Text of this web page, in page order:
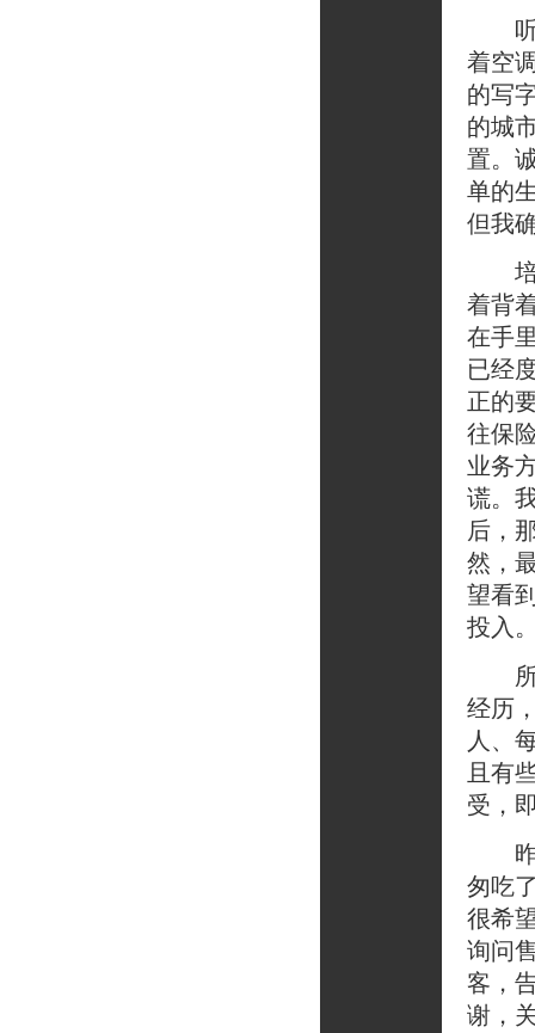
听
着空
的写
的城
置。
单的
但我
培
着背
在手
已经
正的
往保
业务
谎。
后，
然，
望看
投入
所
经历
人、
且有
受，
昨
匆吃
很希
询问
客，
谢，